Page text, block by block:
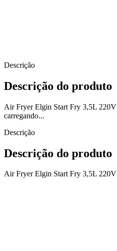
Descrição
Descrição do produto
Air Fryer Elgin Start Fry 3,5L 220V
carregando...
Descrição
Descrição do produto
Air Fryer Elgin Start Fry 3,5L 220V